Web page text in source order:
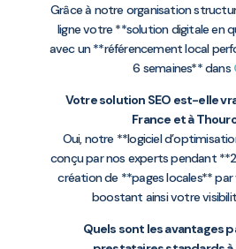
Grâce à notre organisation
ligne votre **solution digitale en
avec un **référencement local
6 semaines** dans
Votre solution SEO est-elle
France et à
Oui, notre **logiciel
conçu par nos experts pendant
création de **pages locales**
boostant ainsi votre
Quels sont les avantages